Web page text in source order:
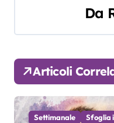
g
a
z
i
Da
Articoli
Settimanale Sfoglia